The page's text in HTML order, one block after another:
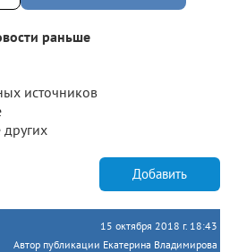
раньше
источников
Добавить
15 октября 2018 г. 18:43
Автор публикации Екатерина Владимирова